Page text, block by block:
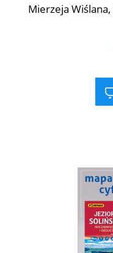
Mierzeja